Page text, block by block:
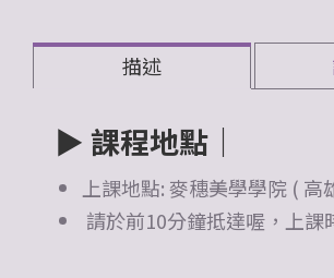
描述
▶ 課程地點｜
上課地點: 麥穗美學學院 (
請於前10分鐘抵達喔，上課